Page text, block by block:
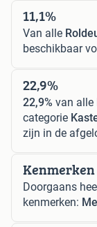
11,1%
Van alle
beschikbaar
22,9%
22,9% van alle
categorie
zijn in de
Kenmerken
Doorgaans
kenmerken: